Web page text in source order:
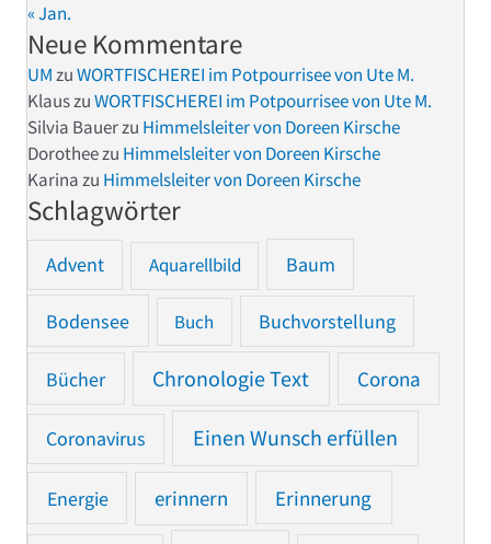
« Jan.
Neue Kommentare
UMzuWORTFISCHEREI im Potpourrisee von Ute M.
KlauszuWORTFISCHEREI im Potpourrisee von Ute M.
Silvia Bauerzu Himmelsleiter von Doreen Kirsche
Dorotheezu Himmelsleiter von Doreen Kirsche
Karinazu Himmelsleiter von Doreen Kirsche
Schlagwörter
Advent Aquarellbild Baum
Bodensee Buch Buchvorstellung
Bücher Chronologie Text Corona
Coronavirus Einen Wunsch erfüllen
Energie erinnern Erinnerung